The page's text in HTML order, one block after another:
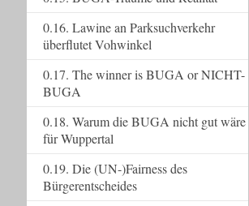
0.16. Lawine an Parksuchverkehr
überflutet Vohwinkel
0.17. The winner is BUGA or NICHT-
BUGA
0.18. Warum die BUGA nicht gut wäre
für Wuppertal
0.19. Die (UN-)Fairness des
Bürgerentscheides